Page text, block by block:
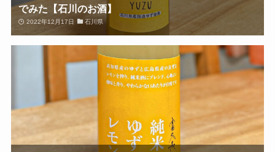
でみた【石川のお酒】
2022年12月17日 石川県